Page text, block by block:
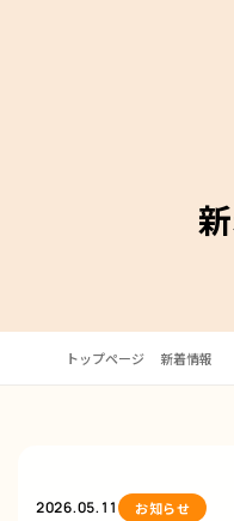
トップページ 新着情報
2026.05.11 お知らせ